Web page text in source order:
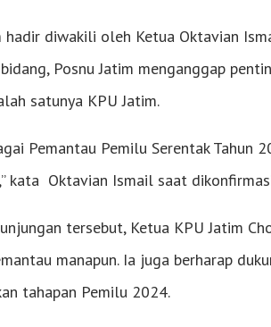
hadir diwakili oleh Ketua Oktavian
Posnu Jatim menganggap
satunya KPU Jatim.
Pemantau Pemilu Serentak
kata Oktavian Ismail saat
tersebut, Ketua KPU Jatim
manapun. Ia juga berharap
tahapan Pemilu 2024.